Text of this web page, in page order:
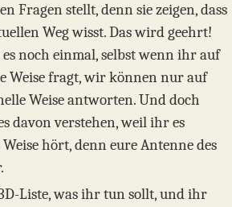
Fragen stellt, denn sie zeigen, dass
Weg wisst. Das wird geehrt!
noch einmal, selbst wenn ihr auf
Weise fragt, wir können nur auf
Weise antworten. Und doch
davon verstehen, weil ihr es
hört, denn eure Antenne des
Liste, was ihr tun sollt, und ihr